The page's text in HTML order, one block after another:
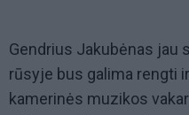
Gendrius Jakubėnas jau
rūsyje bus galima rengti
kamerinės muzikos